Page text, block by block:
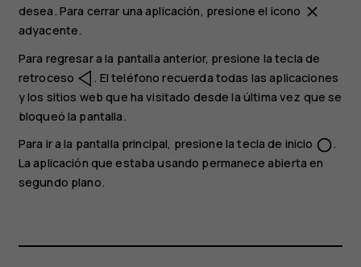
desea. Para cerrar una aplicación, presione el icono close
adyacente.
Para regresar a la pantalla anterior, presione la tecla de
retroceso
. El teléfono recuerda todas las aplicaciones
y los sitios web que ha visitado desde la última vez que se
bloqueó la pantalla.
Para ir a la pantalla principal, presione la tecla de inicio panorama_fish_eye.
La aplicación que estaba usando permanece abierta en
segundo plano.